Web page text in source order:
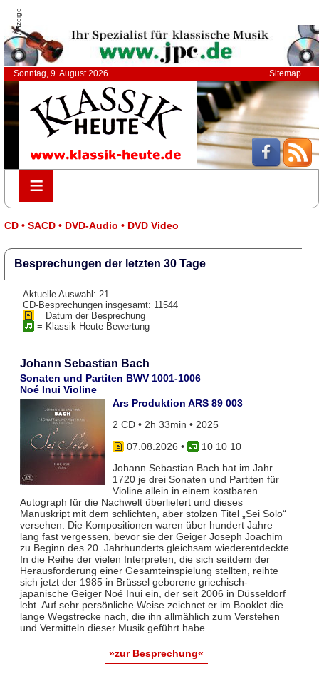
Anzeige
Sonntag, 9. August 2026 Sitemap
≡
≡
CD • SACD • DVD-Audio • DVD Video
Besprechungen der letzten 30 Tage
Aktuelle Auswahl: 21
CD-Besprechungen insgesamt: 11544
= Datum der Besprechung
= Klassik Heute Bewertung
Johann Sebastian Bach
Sonaten und Partiten BWV 1001-1006
Noé Inui Violine
Ars Produktion ARS 89 003
2 CD • 2h 33min • 2025
07.08.2026 •
10 10 10
Johann Sebastian Bach hat im Jahr
1720 je drei Sonaten und Partiten für
Violine allein in einem kostbaren
Autograph für die Nachwelt überliefert und dieses
Manuskript mit dem schlichten, aber stolzen Titel „Sei Solo“
versehen. Die Kompositionen waren über hundert Jahre
lang fast vergessen, bevor sie der Geiger Joseph Joachim
zu Beginn des 20. Jahrhunderts gleichsam wiederentdeckte.
In die Reihe der vielen Interpreten, die sich seitdem der
Herausforderung einer Gesamteinspielung stellten, reihte
sich jetzt der 1985 in Brüssel geborene griechisch-
japanische Geiger Noé Inui ein, der seit 2006 in Düsseldorf
lebt. Auf sehr persönliche Weise zeichnet er im Booklet die
lange Wegstrecke nach, die ihn allmählich zum Verstehen
und Vermitteln dieser Musik geführt habe.
»zur Besprechung«